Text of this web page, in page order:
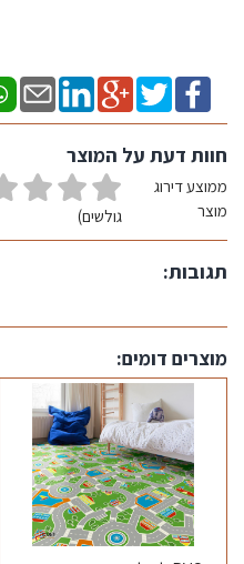
חוות דעת על המוצר
ממוצע דירוג
מוצר
גולשים)
תגובות:
מוצרים דומים: